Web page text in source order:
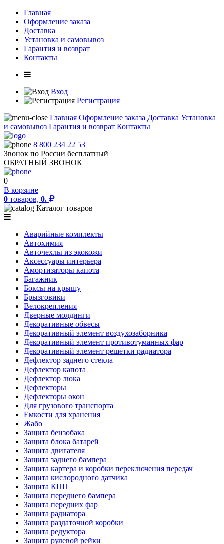
Главная
Оформление заказа
Доставка
Установка и самовывоз
Гарантия и возврат
Контакты
Вход
Регистрация
Главная Оформление заказа Доставка Установка
и самовывоз Гарантия и возврат Контакты
8 800 234 22 53
Звонок по России бесплатный
ОБРАТНЫЙ ЗВОНОК
0
В корзине
0 товаров, 0.
Каталог товаров
Аварийные комплекты
Автохимия
Авточехлы из экокожи
Аксессуары интерьера
Амортизаторы капота
Багажник
Боксы на крышу
Брызговики
Велокрепления
Дверные молдинги
Декоративные обвесы
Декоративный элемент воздухозаборника
Декоративный элемент противотуманных фар
Декоративный элемент решетки радиатора
Дефлектор заднего стекла
Дефлектор капота
Дефлектор люка
Дефлекторы
Дефлекторы окон
Для грузового транспорта
Емкости для хранения
Жабо
Защита бензобака
Защита блока батарей
Защита двигателя
Защита заднего бампера
Защита картера и коробки переключения передач
Защита кислородного датчика
Защита КПП
Защита переднего бампера
Защита передних фар
Защита радиатора
Защита раздаточной коробки
Защита редуктора
Защита рулевой рейки